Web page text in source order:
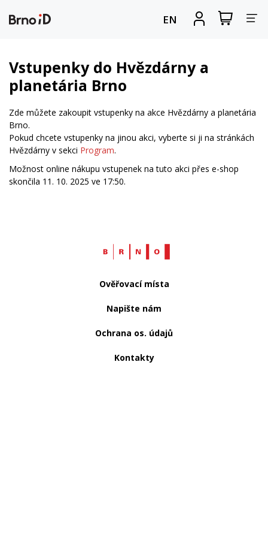
EN
Zobrazit
nákupní
Vstupenky do Hvězdárny a
planetária Brno
Zde můžete zakoupit vstupenky na akce Hvězdárny a planetária
Brno.
Pokud chcete vstupenky na jinou akci, vyberte si ji na stránkách
Hvězdárny v sekci Program.
Možnost online nákupu vstupenek na tuto akci přes e-shop
skončila 11. 10. 2025 ve 17:50.
Web
Ověřovací místa
Napište nám
Ochrana os. údajů
Kontakty